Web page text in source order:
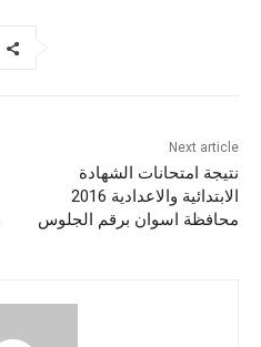
Next article
نتيجة امتحانات الشهادة
الابتدائية والاعدادية 2016
محافظة اسوان برقم الجلوس